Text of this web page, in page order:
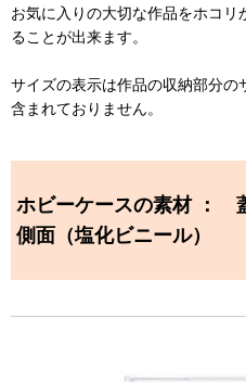
お気に入りの大切な作品をホコ
ることが出来ます。
サイズの表示は作品の収納部分
含まれておりません。
ホビーケースの素材 ：
側面（塩化ビニール）